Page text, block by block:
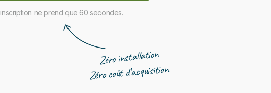
ne prend que 60 secondes.
Zéro installation
Zéro coût d’acquisition